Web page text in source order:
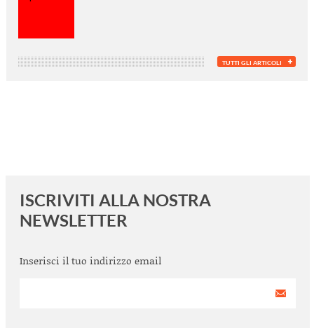
TUTTI GLI ARTICOLI
ISCRIVITI ALLA NOSTRA
NEWSLETTER
Inserisci il tuo indirizzo email